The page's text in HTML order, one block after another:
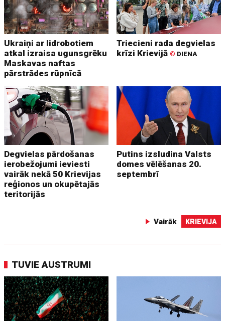
Ukraiņi ar lidrobotiem
atkal izraisa ugunsgrēku
Maskavas naftas
pārstrādes rūpnīcā
Triecieni rada degvielas
krīzi Krievijā © DIENA
Degvielas pārdošanas
ierobežojumi ieviesti
vairāk nekā 50 Krievijas
reģionos un okupētajās
teritorijās
Putins izsludina Valsts
domes vēlēšanas 20.
septembrī
Vairāk KRIEVIJA
TUVIE AUSTRUMI